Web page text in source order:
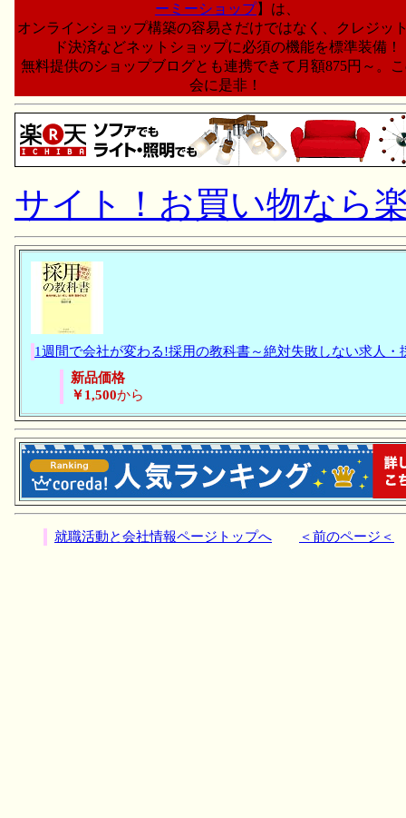
ーミーショップ】は、
オンラインショップ構築の容易さだけではなく、クレジッ
ド決済などネットショップに必須の機能を標準装備！
無料提供のショップブログとも連携できて月額875円～。
会に是非！
サイト！お買い物なら
1週間で会社が変わる!採用の教科書～絶対失敗しない求人・
新品価格
￥1,500から
就職活動と会社情報ページトップへ ＜前のページ＜